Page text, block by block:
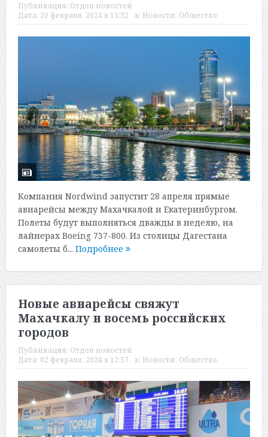
Публикация: Отдел новостей
Дата: 20 февраля, 2024 в 15:32 в: Новости, Общество
Компания Nordwind запустит 28 апреля прямые
авиарейсы между Махачкалой и Екатеринбургом.
Полеты будут выполняться дважды в неделю, на
лайнерах Boeing 737-800. Из столицы Дагестана
самолеты б... Подробнее
Новые авиарейсы свяжут
Махачкалу и восемь российских
городов
Публикация: Отдел новостей
Дата: 02 февраля, 2024 в 12:57 в: Новости, Общество